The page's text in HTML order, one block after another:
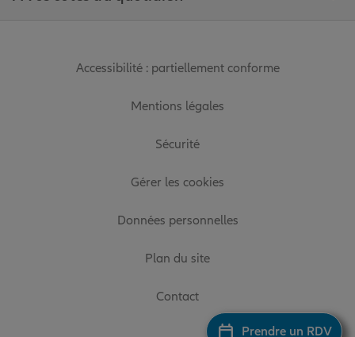
Prendre un RDV
Accessibilité : partiellement conforme
Mentions légales
Sécurité
Gérer les cookies
Données personnelles
Plan du site
Contact